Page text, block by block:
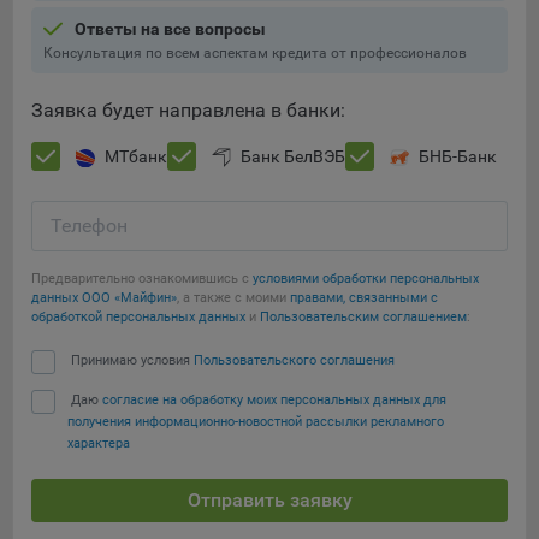
При этом, некоторые браузеры позволяют посещать
интернет-сайты в режиме «Инкогнито», чтобы ограничить
автоматически удалять сессионные файлы cookie. Кроме
того, субъект персональных данных может удалить ранее
сохраненные файлов cookie выбрав соответствующую
Подробнее о параметрах управления можно ознакомиться,
соответствующие страницы сайтов основных браузеров:
Firefox
Chrome
Safari
Opera
Microsoft Edge
Сохранить по умолчанию
Ответы на все вопросы
Консультация по всем аспектам кредита от профессионалов
Заявка будет направлена в банки:
МТбанк Банк БелВЭБ БНБ-Банк
Телефон
Предварительно ознакомившись с условиями обработки персональных
данных ООО «Майфин», а также с моими правами, связанными с
обработкой персональных данных и Пользовательским соглашением:
Принимаю условия Пользовательского соглашения
Даю согласие на обработку моих персональных данных для
получения информационно-новостной рассылки рекламного
характера
Отправить заявку